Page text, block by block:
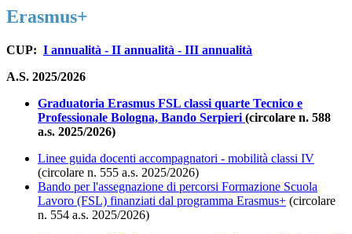
Erasmus+
CUP: I annualità - II annualità - III annualità
A.S. 2025/2026
Graduatoria Erasmus FSL classi quarte Tecnico e
Professionale Bologna, Bando Serpieri (circolare n. 588
a.s. 2025/2026)
Linee guida docenti accompagnatori - mobilità classi IV
(circolare n. 555 a.s. 2025/2026)
Bando per l'assegnazione di percorsi Formazione Scuola
Lavoro (FSL) finanziati dal programma Erasmus+ (circolare
n. 554 a.s. 2025/2026)